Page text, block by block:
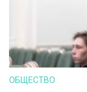
ОБЩЕСТВО